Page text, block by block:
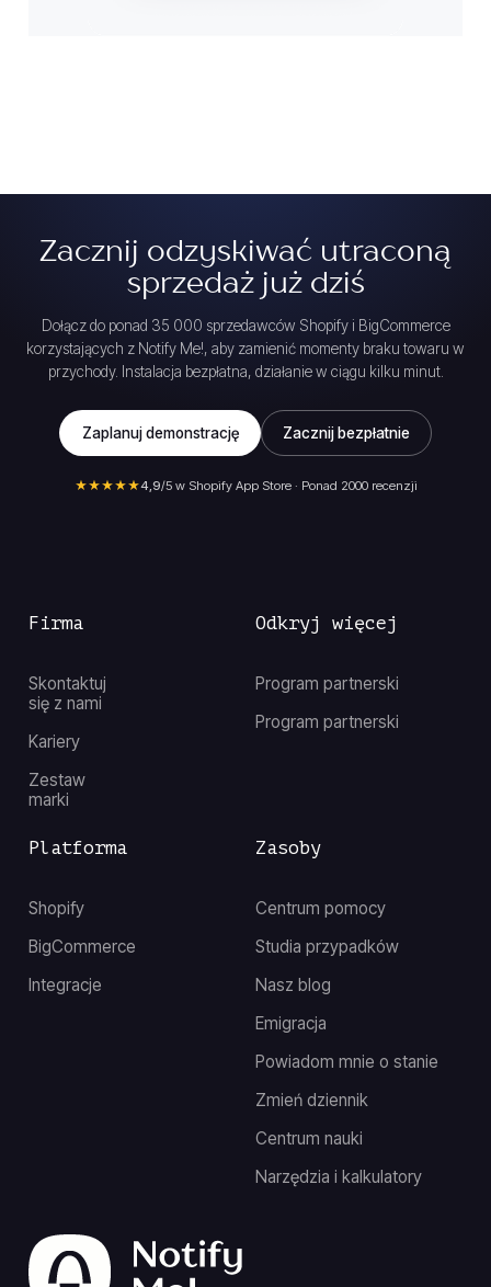
Zacznij odzyskiwać utraconą
sprzedaż już dziś
Dołącz do ponad 35 000 sprzedawców Shopify i BigCommerce
korzystających z Notify Me!, aby zamienić momenty braku towaru w
przychody. Instalacja bezpłatna, działanie w ciągu kilku minut.
Zaplanuj demonstrację Zacznij bezpłatnie
★★★★★4,9/5 w Shopify App Store · Ponad 2000 recenzji
Firma
Skontaktuj
się z nami
Kariery
Zestaw
marki
Zasoby
Centrum pomocy
Studia przypadków
Nasz blog
Emigracja
Powiadom mnie o stanie
Zmień dziennik
Centrum nauki
Narzędzia i kalkulatory
Odkryj więcej
Program partnerski
Program partnerski
Platforma
Shopify
BigCommerce
Integracje